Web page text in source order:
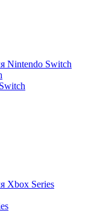
Nintendo Switch
Xbox Series